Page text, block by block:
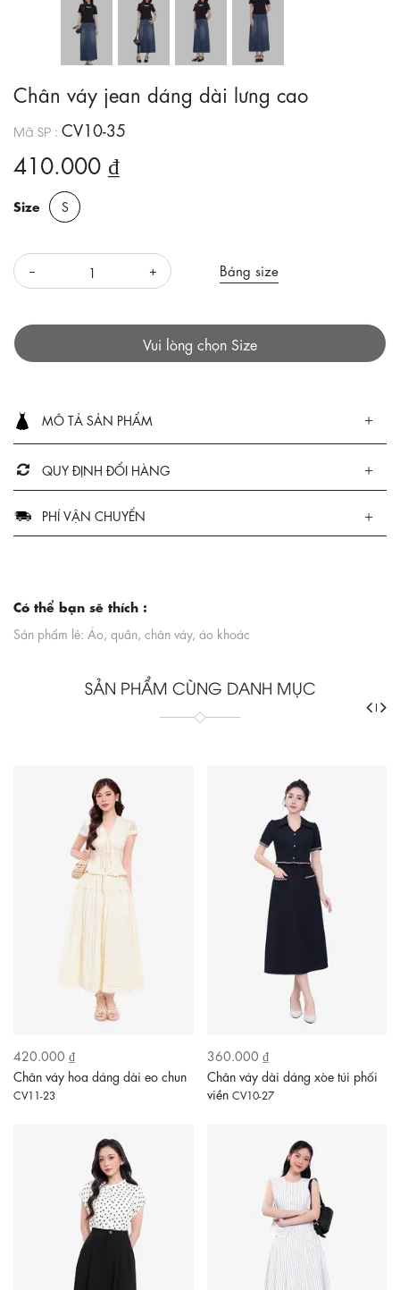
Chân váy jean dáng dài lưng cao
Mã SP : CV10-35
410.000 ₫
Size S
Bảng size
Vui lòng chọn Size
MÔ TẢ SẢN PHẨM
QUY ĐỊNH ĐỔI HÀNG
PHÍ VẬN CHUYỂN
Có thể bạn sẽ thích :
Sản phẩm lẻ: Áo, quần, chân váy, áo khoác
SẢN PHẨM CÙNG DANH MỤC
420.000 ₫
Chân váy hoa dáng dài eo chun
CV11-23
360.000 ₫
Chân váy dài dáng xòe túi phối
viền CV10-27